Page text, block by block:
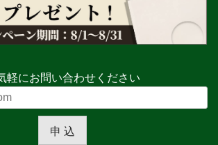
軽にお問い合わせください
申 込